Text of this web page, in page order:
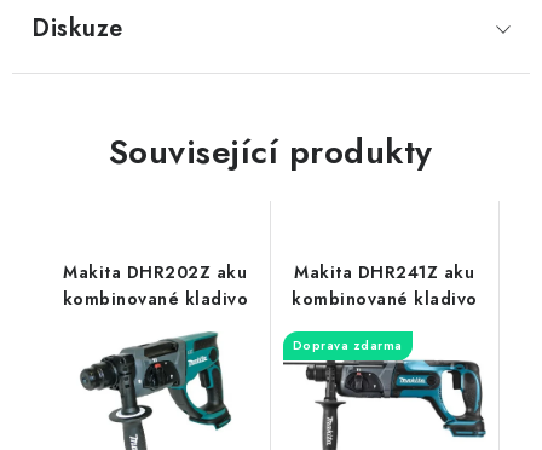
Diskuze
Související produkty
Makita DHR202Z aku
kombinované kladivo
Makita DHR241Z aku
kombinované kladivo
Doprava zdarma